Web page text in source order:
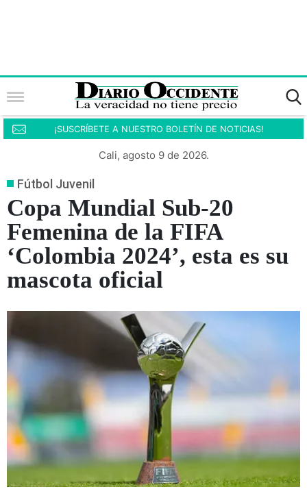
¡SUSCRÍBETE A NUESTRO BOLETÍN DE NOTICIAS!
Cali, agosto 9 de 2026.
Fútbol Juvenil
Copa Mundial Sub-20
Femenina de la FIFA
‘Colombia 2024’, esta es su
mascota oficial